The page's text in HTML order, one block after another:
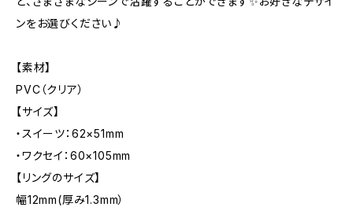
ンをお選びください♪
【素材】
PVC（クリア）
【サイズ】
・スイーツ：62×51mm
・ワクセイ：60×105mm
【リングのサイズ】
幅12mm(厚み1.3mm）